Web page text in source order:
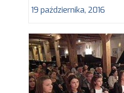
19 października, 2016